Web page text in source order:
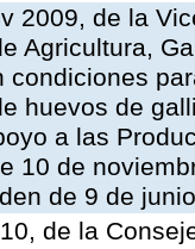
2009, de la
Agricultura,
condiciones
huevos de
a las
10 de
de 9 de
de la